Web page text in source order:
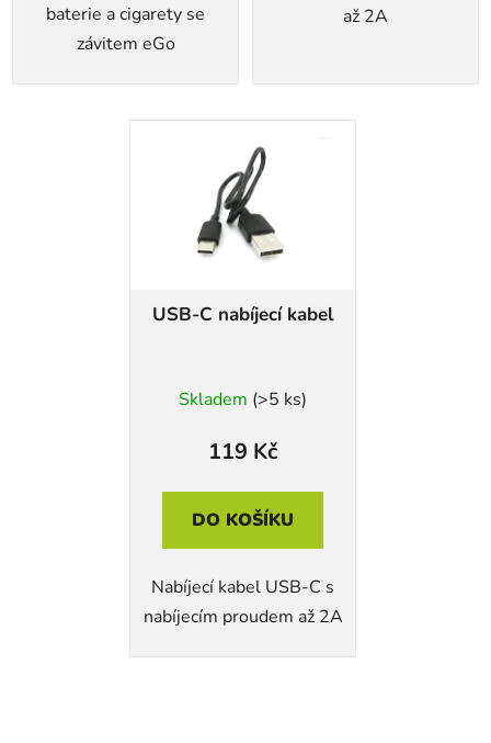
baterie a cigarety se
závitem eGo
až 2A
USB-C nabíjecí kabel
Skladem (>5 ks)
119 Kč
DO KOŠÍKU
Nabíjecí kabel USB-C s
nabíjecím proudem až 2A